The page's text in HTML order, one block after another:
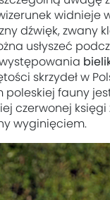
widnieje
dźwięk, zwany
usłyszeć
skrzydeł w
poleskiej fauny
czerwonej księgi
wyginięciem.